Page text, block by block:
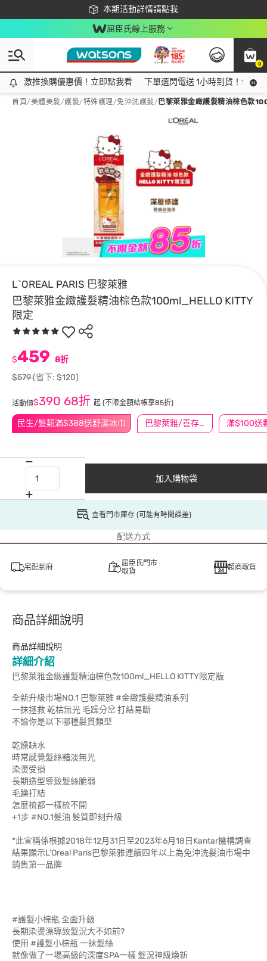
本期活動詳情請點我
下載app最高回饋$350
屈臣氏線上服務
0
激推換購優惠價！立即點我看
激推換購優惠價！立即點我看 下單選閃電送 1小時到貨！領神
首頁/美體美髮/護髮/特殊護理/免沖洗護髮/巴黎萊雅金緻護髮精油棕色款
L`OREAL PARIS 巴黎萊雅
巴黎萊雅金緻護髮精油棕色款100ml_HELLO KITTY
限定
民生/髮類滿$388送舒潔冰巾 巴黎萊雅/善存/挺立/克補滿$1588折$100
$459 8折
$579(省下: $120)
活動價$390 68折 起 (不限金額結帳享85折)
加入購物袋
查看門市庫存 (可能有時間誤差)
配送方式
宅配到府
屈臣氏門市
取貨
超商取貨
商品詳細說明
商品詳細說明
詳細介紹
巴黎萊雅金緻護髮精油棕色款100ml_HELLO KITTY限定版
全新升級市場NO.1 巴黎萊雅 #金緻護髮精油系列
一抹拯救 乾枯無光 毛躁分岔 打結易斷
不論你是以下哪種髮質類型
乾燥缺水
時常感覺髮絲黯淡無光
染燙受損
長期造型導致髮絲脆弱
毛躁打結
怎麼梳都一樣梳不開
+1步 #NO.1髮油 髮質即刻升級
*此宣稱係根據2018年12月31日至2023年6月18日Kantar機構調查
結果顯示L'Oreal Paris巴黎萊雅連續四年以上為免沖洗髮油市場中
銷售第一品牌
#護髮小棕瓶 全面升級
長期染燙漂導致髮況大不如前?
使用 #護髮小棕瓶 一抹髮絲
就像做了一場高級的深度SPA一樣 髮況神級煥新